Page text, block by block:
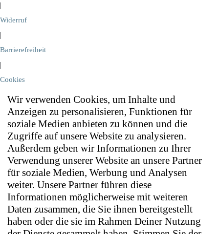
|
Widerruf
|
Barrierefreiheit
|
Cookies
Wir verwenden Cookies, um Inhalte und
Anzeigen zu personalisieren, Funktionen für
soziale Medien anbieten zu können und die
Zugriffe auf unsere Website zu analysieren.
Außerdem geben wir Informationen zu Ihrer
Verwendung unserer Website an unsere Partner
für soziale Medien, Werbung und Analysen
weiter. Unsere Partner führen diese
Informationen möglicherweise mit weiteren
Daten zusammen, die Sie ihnen bereitgestellt
haben oder die sie im Rahmen Deiner Nutzung